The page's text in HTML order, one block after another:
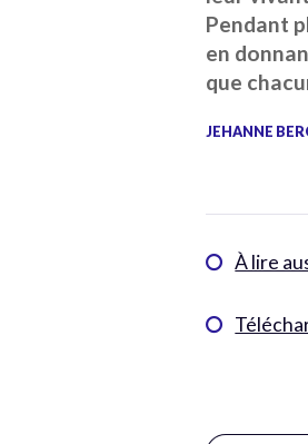
Pendant
en
que
JEHANNE
À lire